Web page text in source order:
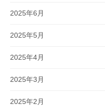
2025年6月
2025年5月
2025年4月
2025年3月
2025年2月